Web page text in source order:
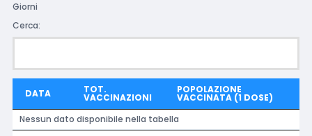
Giorni
Cerca:
DATA TOT.
VACCINAZIONI
POPOLAZIONE
VACCINATA (1 DOSE)
Nessun dato disponibile nella tabella